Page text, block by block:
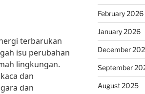
terbarukan
isu perubahan
lingkungan.
dan
dan
February 2026
January 2026
December
September
August 2025